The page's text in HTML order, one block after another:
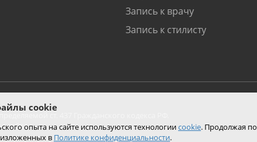
Запись к врачу
Запись к стилисту
ст. 437 Гражданского кодекса РФ.
сайта.
cookie
опыта на сайте используются технологииcookie. Продолжая
в Политике конфиденциальности.